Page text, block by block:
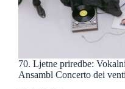
70. Ljetne priredbe:
Ansambl Concerto dei venti